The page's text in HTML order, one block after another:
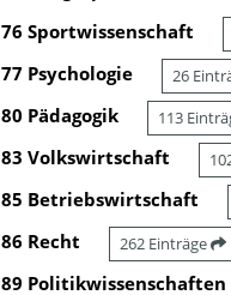
76 Sportwissenschaft
77 Psychologie 26
80 Pädagogik 113
83 Volkswirtschaft
85 Betriebswirtschaft
86 Recht 262 Einträge
89 Politikwissenschaften